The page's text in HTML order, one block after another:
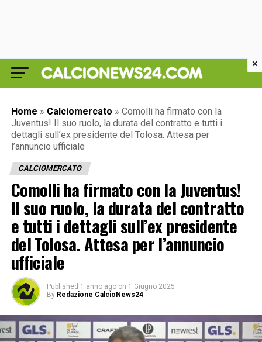
Home » Calciomercato » Comolli ha firmato con la
Juventus! Il suo ruolo, la durata del contratto e tutti i
dettagli sull’ex presidente del Tolosa. Attesa per
l’annuncio ufficiale
CALCIOMERCATO
Comolli ha firmato con la Juventus!
Il suo ruolo, la durata del contratto
e tutti i dettagli sull’ex presidente
del Tolosa. Attesa per l’annuncio
ufficiale
Published 1 anno ago on 1 Giugno 2025
By Redazione CalcioNews24
×